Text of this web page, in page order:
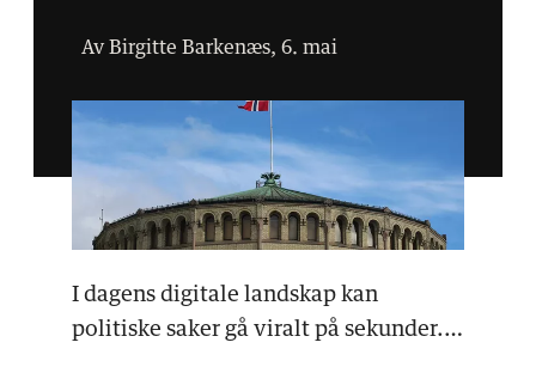
Av Birgitte Barkenæs, 6. mai
I dagens digitale landskap kan
politiske saker gå viralt på sekunder.